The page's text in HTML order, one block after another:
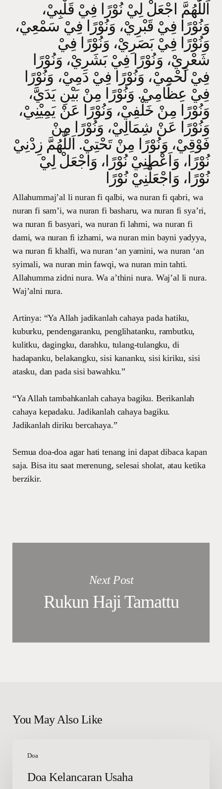
اَللّٰهُمَّ اجْعَلْ لِيْ نُوْرًا فِيْ قَلْبِيْ،
وَنُوْرًا فِيْ قَبْرِيْ، وَنُوْرًا فِيْ سَمْعِيْ،
وَنُوْرًا فِيْ بَصَرِيْ، وَنُوْرًا فِيْ
شَعْرِيْ، وَنُوْرًا فِيْ بَشَرِيْ، وَنُوْرًا
فِيْ لَحْمِيْ، وَنُوْرًا فِيْ دَمِيْ، وَنُوْرًا
فِيْ عِظَامِيْ. وَنُوْرًا مِنْ بَيْنِ يَدَيَّ،
وَنُوْرًا مِنْ خَلْفِيْ، وَنُوْرًا عَنْ يَمِيْنِيْ،
وَنُوْرًا عَنْ شِمَالِيْ، وَنُوْرًا مِنْ
فَوْقِيْ، وَنُوْرًا مِنْ تَحْتِيْ. اَللّٰهُمَّ زِدْنِيْ
نُوْرًا، وَاَعْطِنِيْ نُوْرًا، وَاجْعَلْ لِيْ
نُوْرًا، وَاجْعَلْنِيْ نُوْرًا
Allahummaj’al li nuran fi qalbi, wa nuran fi qabri, wa
nuran fi sam’i, wa nuran fi basharu, wa nuran fi sya’ri,
wa nuran fi basyari, wa nuran fi lahmi, wa nuran fi
dami, wa nuran fi izhami, wa nuran min bayni yadyya,
wa nuran fi khalfi, wa nuran ‘an yamini, wa nuran ‘an
syimali, wa nuran min fawqi, wa nuran min tahti.
Allahumma zidni nura. Wa a’thini nura. Waj’al li nura.
Waj’alni nura.
Artinya: “Ya Allah jadikanlah cahaya pada hatiku,
kuburku, pendengaranku, penglihatanku, rambutku,
kulitku, dagingku, darahku, tulang-tulangku, di
hadapanku, belakangku, sisi kananku, sisi kiriku, sisi
atasku, dan pada sisi bawahku.”
“Ya Allah tambahkanlah cahaya bagiku. Berikanlah
cahaya kepadaku. Jadikanlah cahaya bagiku.
Jadikanlah diriku bercahaya.”
Semua doa-doa agar hati tenang ini dapat dibaca kapan
saja. Bisa itu saat merenung, selesai sholat, atau ketika
berzikir.
Next Post
Rukun Haji Tamattu
You May Also Like
Doa
Kelancaran
Doa Kelancaran Usaha